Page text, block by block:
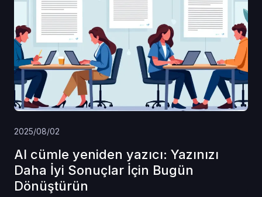
2025/08/02
AI cümle yeniden yazıcı: Yazınızı
Daha İyi Sonuçlar İçin Bugün
Dönüştürün